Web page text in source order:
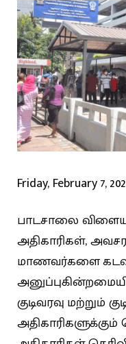
Friday, February 7,
பாடசாலை
அதிகாரிகள்,
மாணவர்களை
குடிவரவு மற்றும்